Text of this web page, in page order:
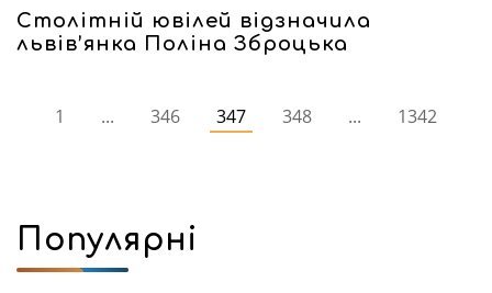
Столітній ювілей відзначила
львів’янка Поліна Зброцька
1 ... 346 347 348 ... 1342
Популярні